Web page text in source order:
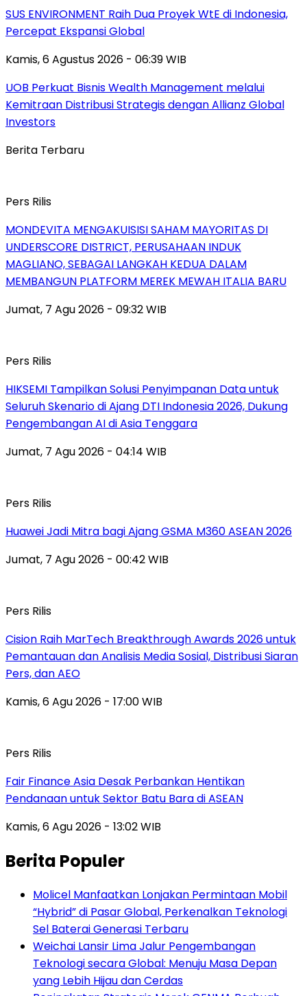
SUS ENVIRONMENT Raih Dua Proyek WtE di Indonesia,
Percepat Ekspansi Global
Kamis, 6 Agustus 2026 - 06:39 WIB
UOB Perkuat Bisnis Wealth Management melalui
Kemitraan Distribusi Strategis dengan Allianz Global
Investors
Berita Terbaru
Pers Rilis
MONDEVITA MENGAKUISISI SAHAM MAYORITAS DI
UNDERSCORE DISTRICT, PERUSAHAAN INDUK
MAGLIANO, SEBAGAI LANGKAH KEDUA DALAM
MEMBANGUN PLATFORM MEREK MEWAH ITALIA BARU
Jumat, 7 Agu 2026 - 09:32 WIB
Pers Rilis
HIKSEMI Tampilkan Solusi Penyimpanan Data untuk
Seluruh Skenario di Ajang DTI Indonesia 2026, Dukung
Pengembangan AI di Asia Tenggara
Jumat, 7 Agu 2026 - 04:14 WIB
Pers Rilis
Huawei Jadi Mitra bagi Ajang GSMA M360 ASEAN 2026
Jumat, 7 Agu 2026 - 00:42 WIB
Pers Rilis
Cision Raih MarTech Breakthrough Awards 2026 untuk
Pemantauan dan Analisis Media Sosial, Distribusi Siaran
Pers, dan AEO
Kamis, 6 Agu 2026 - 17:00 WIB
Pers Rilis
Fair Finance Asia Desak Perbankan Hentikan
Pendanaan untuk Sektor Batu Bara di ASEAN
Kamis, 6 Agu 2026 - 13:02 WIB
Berita Populer
Molicel Manfaatkan Lonjakan Permintaan Mobil
“Hybrid” di Pasar Global, Perkenalkan Teknologi
Sel Baterai Generasi Terbaru
Weichai Lansir Lima Jalur Pengembangan
Teknologi secara Global: Menuju Masa Depan
yang Lebih Hijau dan Cerdas